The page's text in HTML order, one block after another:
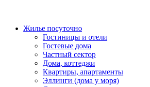
Жилье посуточно
Гостиницы и отели
Гостевые дома
Частный сектор
Дома, коттеджи
Квартиры, апартаменты
Эллинги (дома у моря)